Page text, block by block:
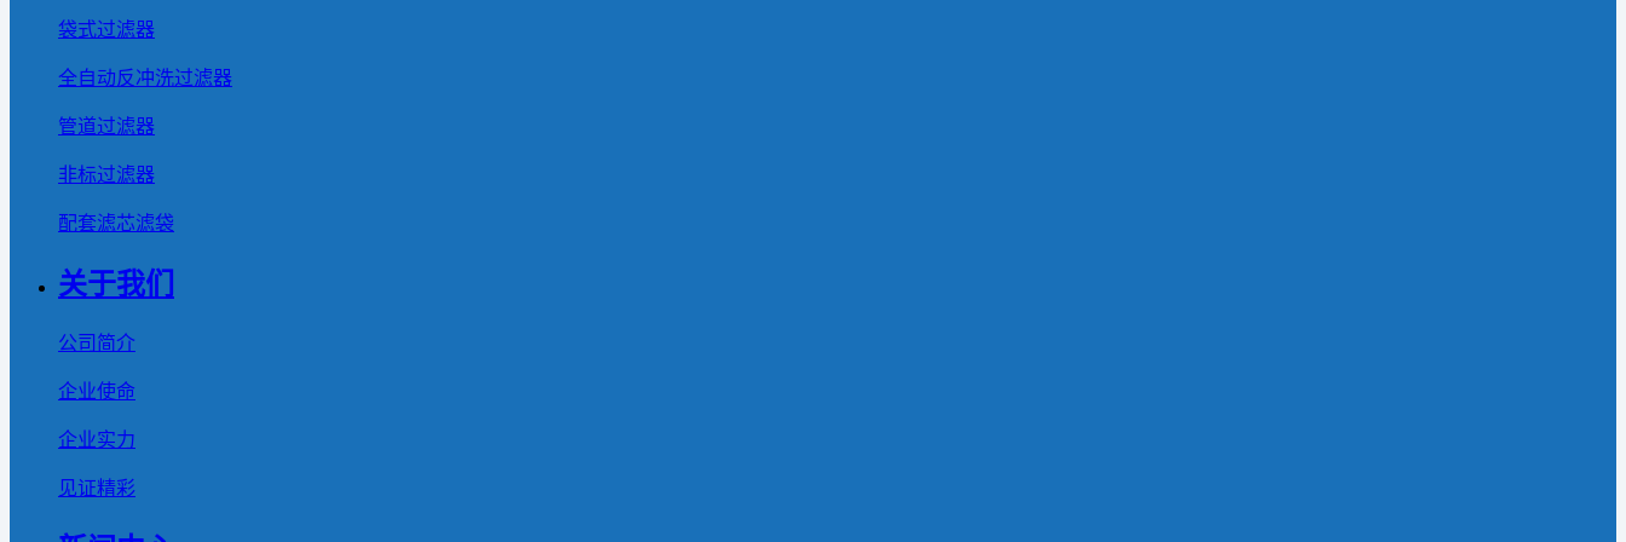
袋式过滤器
全自动反冲洗过滤器
管道过滤器
非标过滤器
配套滤芯滤袋
关于我们
公司简介
企业使命
企业实力
见证精彩